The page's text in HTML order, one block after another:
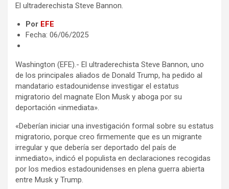
El ultraderechista Steve Bannon.
Por EFE
Fecha: 06/06/2025
Washington (EFE).- El ultraderechista Steve Bannon, uno
de los principales aliados de Donald Trump, ha pedido al
mandatario estadounidense investigar el estatus
migratorio del magnate Elon Musk y aboga por su
deportación «inmediata».
«Deberían iniciar una investigación formal sobre su estatus
migratorio, porque creo firmemente que es un migrante
irregular y que debería ser deportado del país de
inmediato», indicó el populista en declaraciones recogidas
por los medios estadounidenses en plena guerra abierta
entre Musk y Trump.